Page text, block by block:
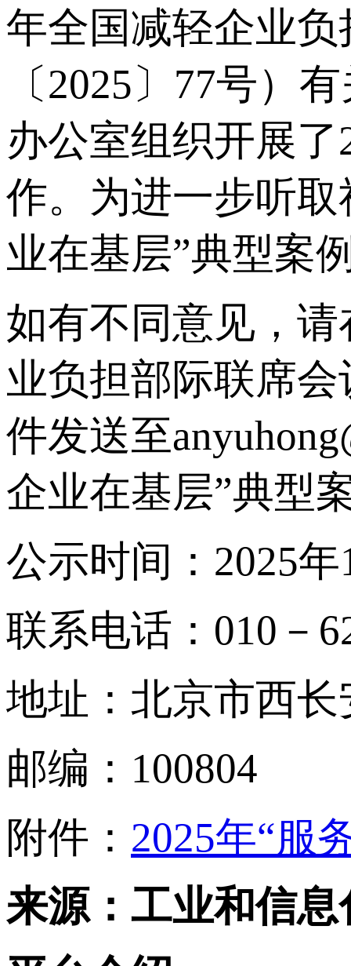
年全国减轻企业
〔2025〕77号）
办公室组织开展
作。为进一步听
业在基层”典型案
如有不同意见，
业负担部际联席
件发送至
企业在基层”典型
公示时间：2025
联系电话：010－
地址：北京市西
邮编：100804
附件： 2025年“服
来源：工业和信息